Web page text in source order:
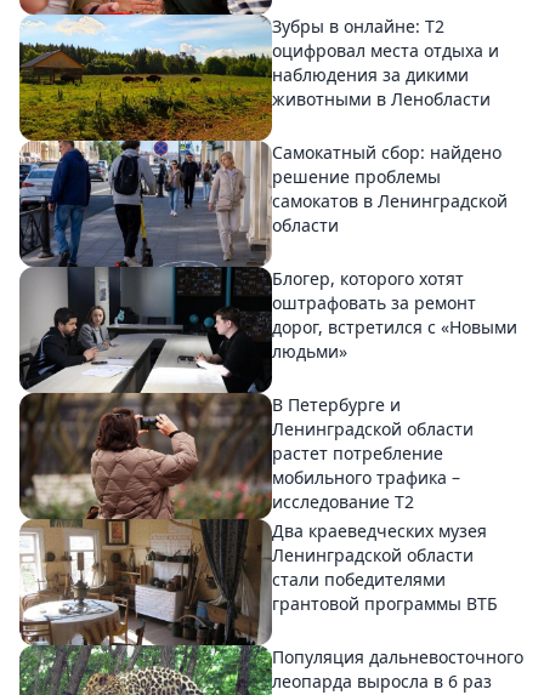
Зубры в онлайне: Т2
оцифровал места отдыха и
наблюдения за дикими
животными в Ленобласти
Самокатный сбор: найдено
решение проблемы
самокатов в Ленинградской
области
Блогер, которого хотят
оштрафовать за ремонт
дорог, встретился с «Новыми
людьми»
В Петербурге и
Ленинградской области
растет потребление
мобильного трафика –
исследование T2
Два краеведческих музея
Ленинградской области
стали победителями
грантовой программы ВТБ
Популяция дальневосточного
леопарда выросла в 6 раз